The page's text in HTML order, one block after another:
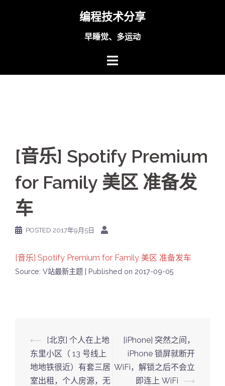
编程技术分享
早睡觉、多运动
[音乐] Spotify Premium
for Family 美区 准备发
车
POSTED 2017年9月5日
[音乐] Spotify Premium for Family 美区 准备发车
Source: V站最新主题 Published on 2017-09-05
Post
navigation
⟵
[北京] 个人在上地
东里小区（ 13 号线上
地地铁很近）有套三居
室出租，个人房源，无
[iPhone] 突然之间，
iPhone 锁屏就断开
WiFi，解锁之后不会立
即连上 WiFi
⟶